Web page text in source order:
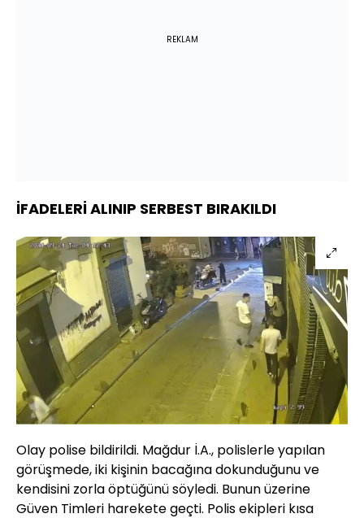
REKLAM
İFADELERİ ALINIP SERBEST BIRAKILDI
Olay polise bildirildi. Mağdur İ.A., polislerle yapılan
görüşmede, iki kişinin bacağına dokunduğunu ve
kendisini zorla öptüğünü söyledi. Bunun üzerine
Güven Timleri harekete geçti. Polis ekipleri kısa